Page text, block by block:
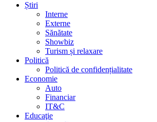
Știri
Interne
Externe
Sănătate
Showbiz
Turism și relaxare
Politică
Politică de confidențialitate
Economie
Auto
Financiar
IT&C
Educaţie